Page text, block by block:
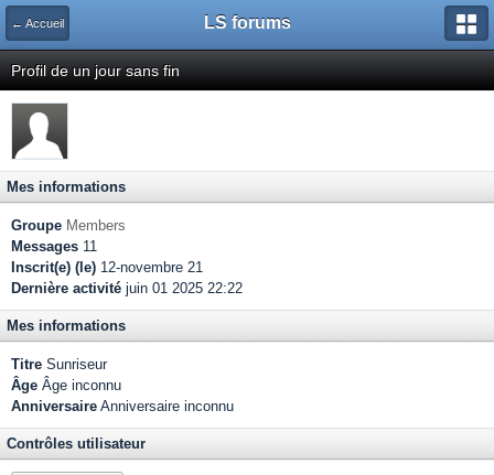
← Accueil LS forums
Profil de un jour sans fin
Mes informations
Groupe Members
Messages 11
Inscrit(e) (le) 12-novembre 21
Dernière activité juin 01 2025 22:22
Mes informations
Titre Sunriseur
Âge Âge inconnu
Anniversaire Anniversaire inconnu
Contrôles utilisateur